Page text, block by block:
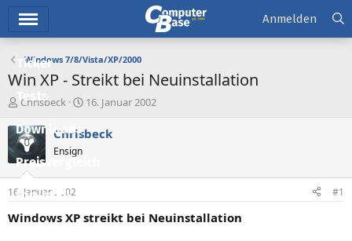
Ticker
Tests
Downloads
Preisvergleich
Forum
Aktuelles
Anmelden
Windows 7/8/Vista/XP/2000
Win XP - Streikt bei Neuinstallation
E
s
t
e
e
r
Chrisbeck
E
s
t
a
16. Januar 2002
Chrisbeck
Ensign
16. Januar 2002 #1
Windows XP streikt bei Neuinstallation